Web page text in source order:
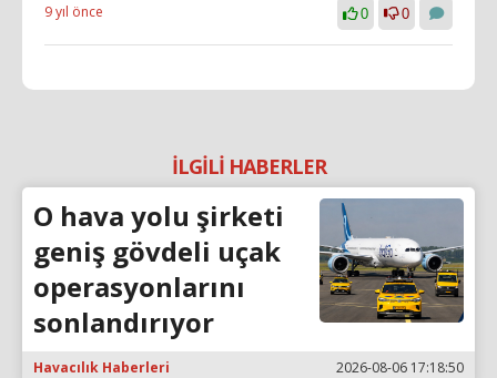
9 yıl önce 0 0
İLGİLİ HABERLER
O hava yolu şirketi
geniş gövdeli uçak
operasyonlarını
sonlandırıyor
Havacılık Haberleri 2026-08-06 17:18:50